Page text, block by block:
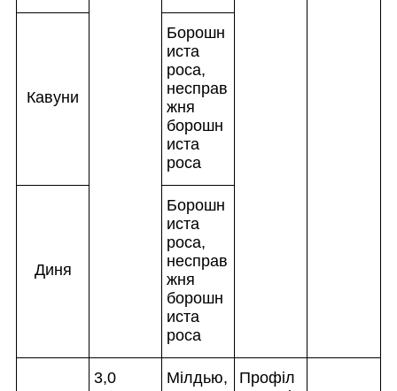
Кавуни
Борошн
иста
роса,
несправ
жня
борошн
иста
роса
Диня
Борошн
иста
роса,
несправ
жня
борошн
иста
роса
3,0
Мілдью,
Профіл